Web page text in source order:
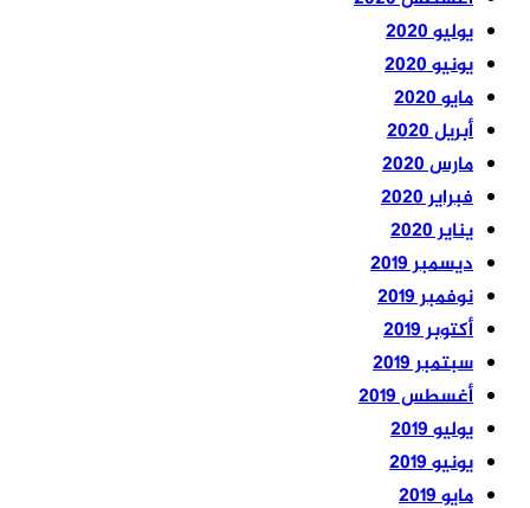
يوليو 2020
يونيو 2020
مايو 2020
أبريل 2020
مارس 2020
فبراير 2020
يناير 2020
ديسمبر 2019
نوفمبر 2019
أكتوبر 2019
سبتمبر 2019
أغسطس 2019
يوليو 2019
يونيو 2019
مايو 2019